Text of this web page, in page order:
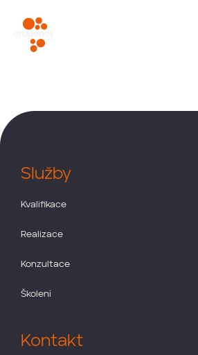
Služby
Kvalifikace
Realizace
Konzultace
Školení
Kontakt